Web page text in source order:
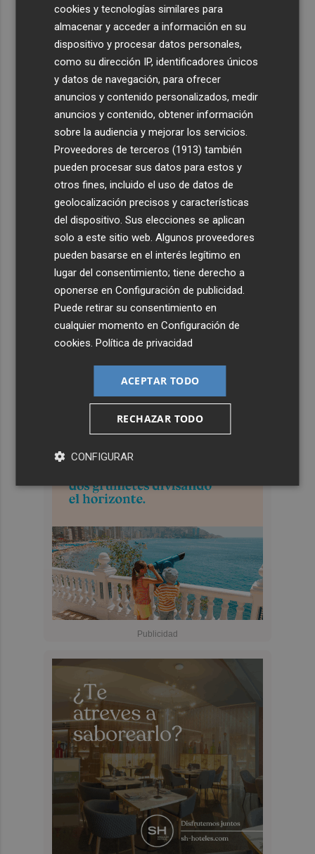
cookies y tecnologías similares para
almacenar y acceder a información en su
dispositivo y procesar datos personales,
como su dirección IP, identificadores únicos
y datos de navegación, para ofrecer
anuncios y contenido personalizados, medir
anuncios y contenido, obtener información
sobre la audiencia y mejorar los servicios.
Proveedores de terceros (1913) también
pueden procesar sus datos para estos y
otros fines, incluido el uso de datos de
geolocalización precisos y características
del dispositivo. Sus elecciones se aplican
solo a este sitio web. Algunos proveedores
pueden basarse en el interés legítimo en
lugar del consentimiento; tiene derecho a
oponerse enConfiguración de publicidad.
Puede retirar su consentimiento en
cualquier momento enConfiguración de
cookies.Política de privacidad
ACEPTAR TODO
RECHAZAR TODO
CONFIGURAR